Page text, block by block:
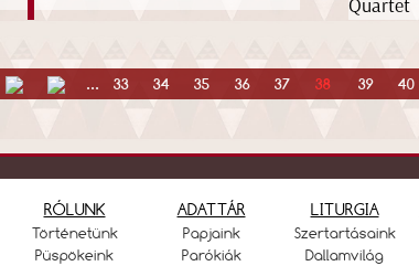
... 33 34 35 36 37 38 39 40
RÓLUNK
Történetünk
Püspökeink
ADATTÁR
Papjaink
Parókiák
LITURGIA
Szertartásaink
Dallamvilág